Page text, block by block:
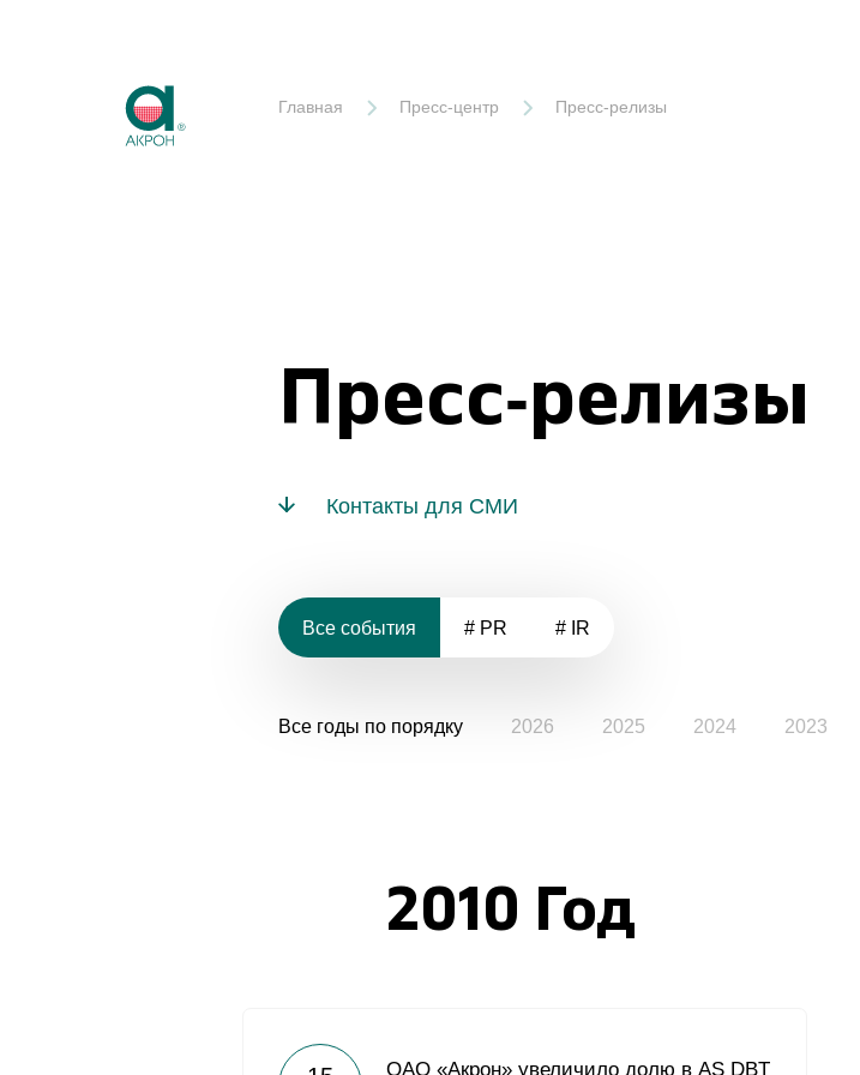
Главная Пресс-центр Пресс-релизы
Пресс-релизы
Контакты для СМИ
Все события # PR # IR
Все годы по порядку 2026 2025 2024 2023
2010 Год
ОАО «Акрон» увеличило долю в AS DBT